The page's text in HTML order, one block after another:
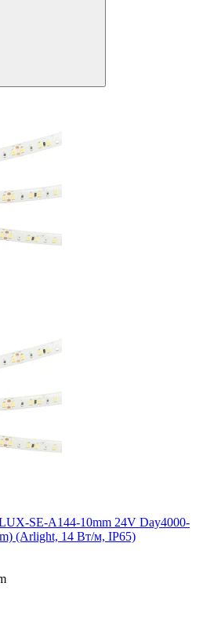
SE-A144-10mm 24V Day4000-
(Arlight, 14 Вт/м, IP65)